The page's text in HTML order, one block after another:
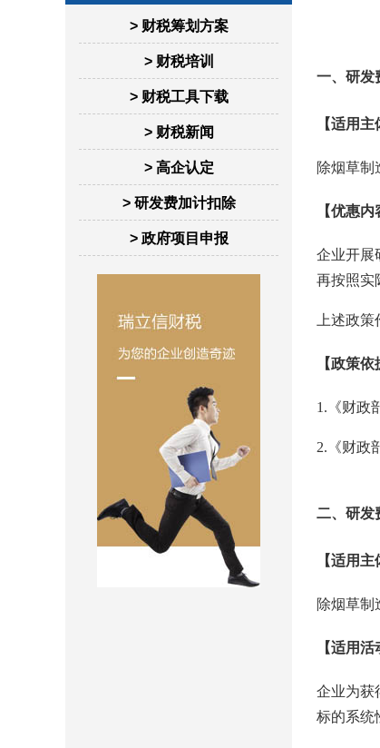
> 财税筹划方案
> 财税培训
> 财税工具下载
> 财税新闻
> 高企认定
> 研发费加计扣除
> 政府项目申报
一、研发
【适用主
除烟草制
【优惠内
企业开展
再按照实
上述政
【政策依
1.《财政
2.《财政
二、研发
【适用主
除烟草制
【适用活
企业为获
标的系统